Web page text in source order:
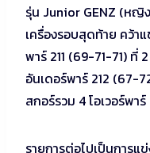
รุ่น Junior GENZ (หญิ
เครื่องรอบสุดท้าย คว้า
พาร์ 211 (69-71-71)
อันเดอร์พาร์ 212
สกอร์รวม 4 โอเวอร์พา
รายการต่อไปเป็นการแ